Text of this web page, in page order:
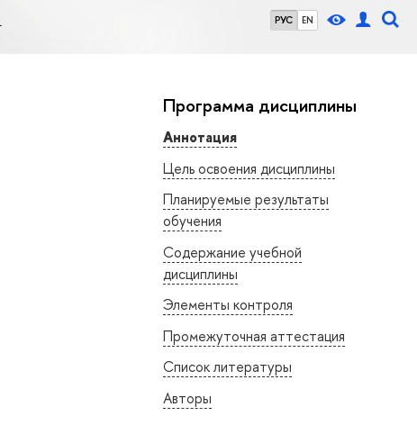
РУС EN
Программа дисциплины
Аннотация
Цель освоения дисциплины
Планируемые результаты
обучения
Содержание учебной
дисциплины
Элементы контроля
Промежуточная аттестация
Список литературы
Авторы